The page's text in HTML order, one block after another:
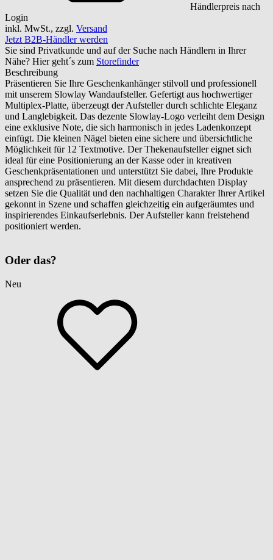
Händlerpreis nach
Login
inkl. MwSt., zzgl. Versand
Jetzt B2B-Händler werden
Sie sind Privatkunde und auf der Suche nach Händlern in Ihrer
Nähe? Hier geht´s zum Storefinder
Beschreibung
Präsentieren Sie Ihre Geschenkanhänger stilvoll und professionell
mit unserem Slowlay Wandaufsteller. Gefertigt aus hochwertiger
Multiplex-Platte, überzeugt der Aufsteller durch schlichte Eleganz
und Langlebigkeit. Das dezente Slowlay-Logo verleiht dem Design
eine exklusive Note, die sich harmonisch in jedes Ladenkonzept
einfügt. Die kleinen Nägel bieten eine sichere und übersichtliche
Möglichkeit für 12 Textmotive. Der Thekenaufsteller eignet sich
ideal für eine Positionierung an der Kasse oder in kreativen
Geschenkpräsentationen und unterstützt Sie dabei, Ihre Produkte
ansprechend zu präsentieren. Mit diesem durchdachten Display
setzen Sie die Qualität und den nachhaltigen Charakter Ihrer Artikel
gekonnt in Szene und schaffen gleichzeitig ein aufgeräumtes und
inspirierendes Einkaufserlebnis. Der Aufsteller kann freistehend
positioniert werden.
Oder das?
Neu